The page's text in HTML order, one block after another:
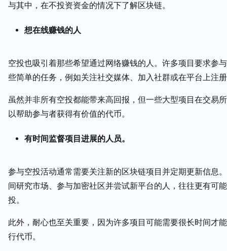
与其中，在不投资资金的情况下了解区块链。
想在线赚钱的人
空投也吸引着那些希望通过网络赚钱的人。许多项目要求参
些简单的任务，例如关注社交媒体、加入社群或在平台上注
虽然并非所有空投都能带来高回报，但一些大型项目在交易
以帮助参与者获得有价值的代币。
有时间监督项目进展的人员。
参与空投活动通常需要关注新的区块链项目并定期更新信息
间研究市场、参与加密社区并尝试新平台的人，往往更有可
投。
此外，耐心也至关重要，因为许多项目可能需要很长时间才
行代币。